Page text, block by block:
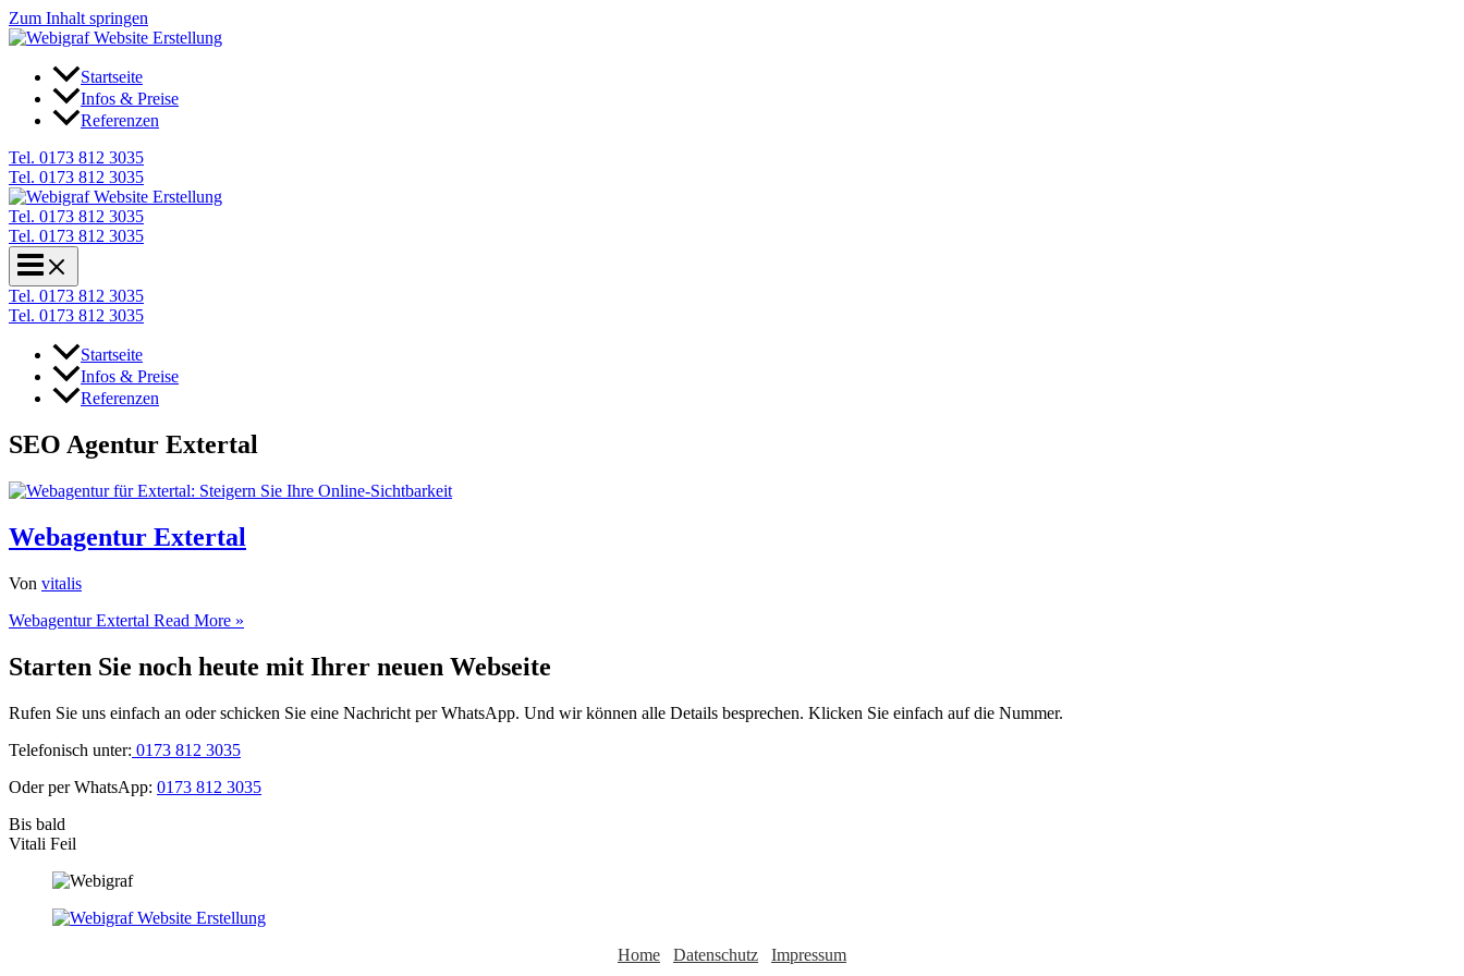
Zum Inhalt springen
Startseite
Infos & Preise
Referenzen
Tel. 0173 812 3035
Tel. 0173 812 3035
Tel. 0173 812 3035
Tel. 0173 812 3035
Tel. 0173 812 3035
Tel. 0173 812 3035
Startseite
Infos & Preise
Referenzen
SEO Agentur Extertal
Webagentur Extertal
Von vitalis
Webagentur Extertal Read More »
Starten Sie noch heute mit Ihrer neuen Webseite
Rufen Sie uns einfach an oder schicken Sie eine Nachricht per WhatsApp. Und wir können alle Details besprechen. Klicken Sie einfach auf die Nummer.
Telefonisch unter: 0173 812 3035
Oder per WhatsApp: 0173 812 3035
Bis bald
Vitali Feil
Home Datenschutz Impressum